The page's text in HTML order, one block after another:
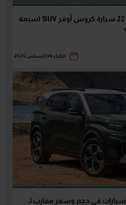
بعد طرح RX9 وفرونتيرا.. 22 سيارة كروس أوفر SUV (سبعة
الثلاثاء 04 أغسطس 2026
بعد إطلاقها الرسمي.. 7 سيارات في حجم وسعر مقارب لـ